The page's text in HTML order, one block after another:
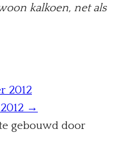
kalkoen, net als
2012
→
gebouwd door